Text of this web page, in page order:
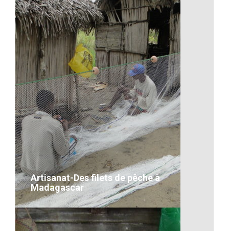
Les cours à Madagascar
VOIR LE DÉTAIL
Artisanat-Des filets de pêche à
Madagascar